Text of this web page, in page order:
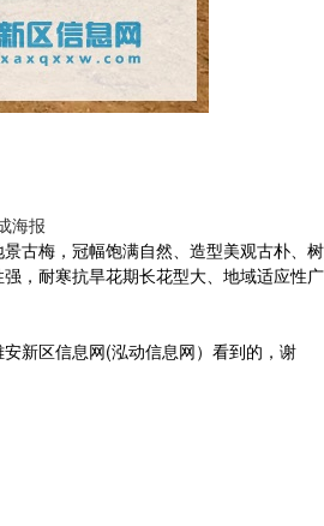
海报
古梅，冠幅饱满自然、造型美观古朴、树
，耐寒抗旱花期长花型大、地域适应性广
新区信息网(泓动信息网）看到的，谢